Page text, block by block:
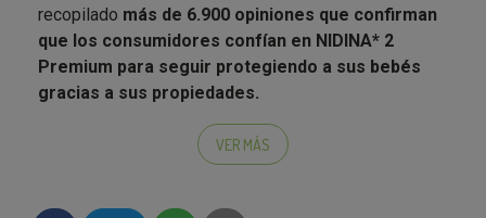
recopilado más de 6.900 opiniones que confirman
que los consumidores confían en NIDINA* 2
Premium para seguir protegiendo a sus bebés
gracias a sus propiedades.
de embajadores y el 97% de
colaboradores que han probado NIDINA*2
VER MÁS